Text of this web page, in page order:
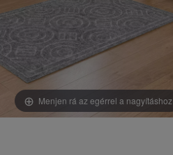
Menjen rá az egérrel a nagyításhoz